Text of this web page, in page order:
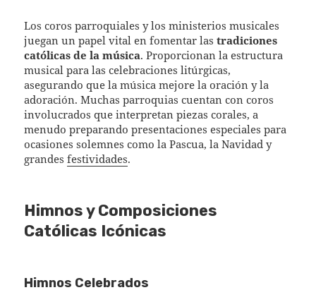
Los coros parroquiales y los ministerios musicales
juegan un papel vital en fomentar lastradiciones
católicas de la música. Proporcionan la estructura
musical para las celebraciones litúrgicas,
asegurando que la música mejore la oración y la
adoración. Muchas parroquias cuentan con coros
involucrados que interpretan piezas corales, a
menudo preparando presentaciones especiales para
ocasiones solemnes como la Pascua, la Navidad y
grandesfestividades.
Himnos y Composiciones
Católicas Icónicas
Himnos Celebrados